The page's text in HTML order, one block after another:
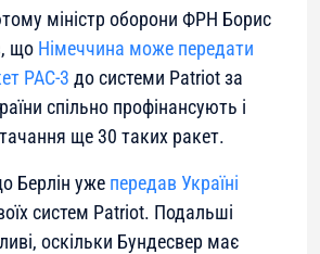
міністр оборони ФРН Борис
що Німеччина може передати
PAC-3 до системи Patriot за
спільно профінансують і
ще 30 таких ракет.
Берлін уже передав Україні
систем Patriot. Подальші
оскільки Бундесвер має